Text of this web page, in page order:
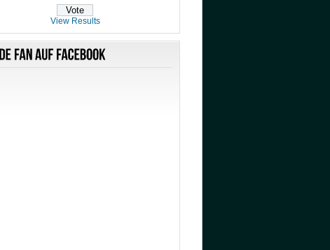
View Results